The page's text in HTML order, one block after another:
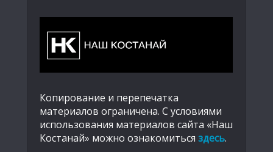
Копирование и перепечатка
материалов ограничена. С условиями
использования материалов сайта «Наш
Костанай» можно ознакомиться здесь.